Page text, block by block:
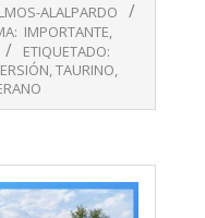
ALALPARDO
IMPORTANTE,
ETIQUETADO:
,TAURINO,